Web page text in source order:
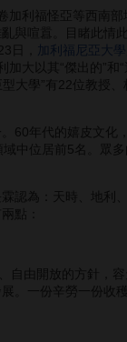
利福怪亞等西南部
與喧囂。目睹此情
日， 加利福尼亞大學
大以其“傑出的”
大學”有22位教授、
年代的嬉皮文化
中位居前5名。眾多
為：天時、地利
點：
開放的方針，容
。一份辛勞一份